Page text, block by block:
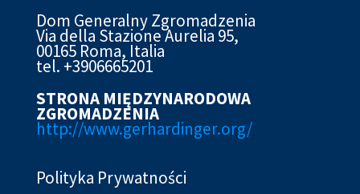
Dom Generalny Zgromadzenia
Via della Stazione Aurelia 95,
00165 Roma, Italia
tel. +3906665201
STRONA MIĘDZYNARODOWA
ZGROMADZENIA
http://www.gerhardinger.org/
Polityka Prywatności